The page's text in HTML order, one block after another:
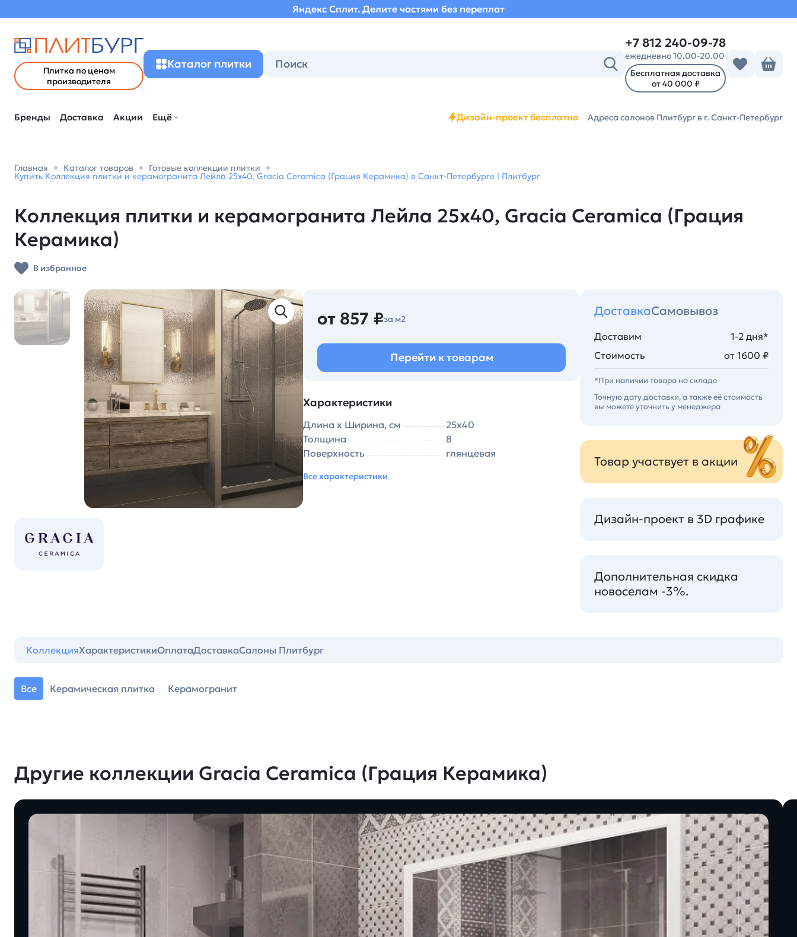
Яндекс Сплит. Делите частями без переплат
Плитка по ценам
производителя
Каталог плитки
+7 812 240-09-78
ежедневно 10.00-20.00
Бесплатная доставка
от 40 000 ₽
Бренды Доставка Акции Ещё Дизайн-проект бесплатно Адреса салонов Плитбург в г. Санкт-Петербург
Главная Каталог товаров Готовые коллекции плитки
Купить Коллекция плитки и керамогранита Лейла 25х40, Gracia Ceramica (Грация Керамика) в Санкт-Петербурге | Плитбург
Коллекция плитки и керамогранита Лейла 25х40, Gracia Ceramica (Грация
Керамика)
В избранное
от 857 ₽за м2
Перейти к товарам
Характеристики
Длина х Ширина, см
25х40
Толщина
8
Поверхность
глянцевая
Все характеристики
ДоставкаСамовывоз
Доставим
1-2 дня*
Стоимость
от 1600 ₽
*При наличии товара на складе
Точную дату доставки, а также её стоимость
вы можете уточнить у менеджера
Товар участвует в акции
Дизайн-проект в 3D графике
Дополнительная скидка
новоселам -3%.
КоллекцияХарактеристикиОплатаДоставкаСалоны Плитбург
Все Керамическая плитка Керамогранит
Другие коллекции Gracia Ceramica (Грация Керамика)